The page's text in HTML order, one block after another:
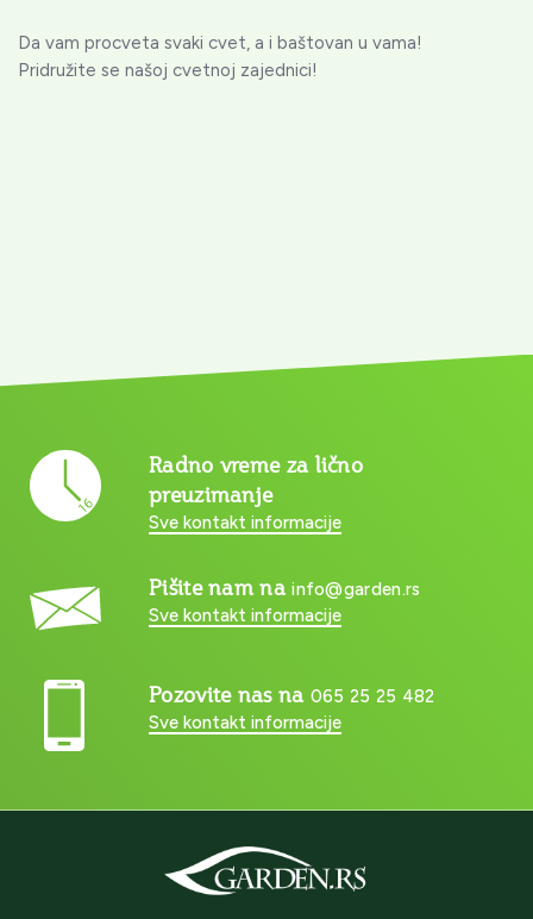
Da vam procveta svaki cvet, a i baštovan u vama!
Pridružite se našoj cvetnoj zajednici!
Radno vreme za lično
preuzimanje
Sve kontakt informacije
Pišite nam nainfo@garden.rs
Sve kontakt informacije
Pozovite nas na 065 25 25 482
Sve kontakt informacije